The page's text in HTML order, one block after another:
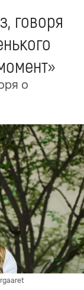
говоря
о